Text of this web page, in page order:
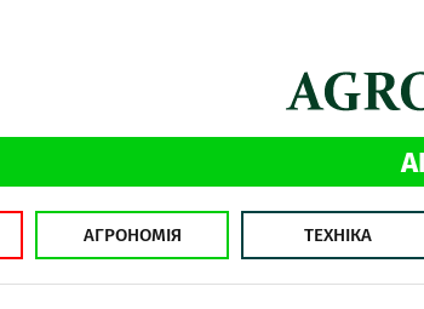
АГРОНОМІЯ ТЕХНІКА